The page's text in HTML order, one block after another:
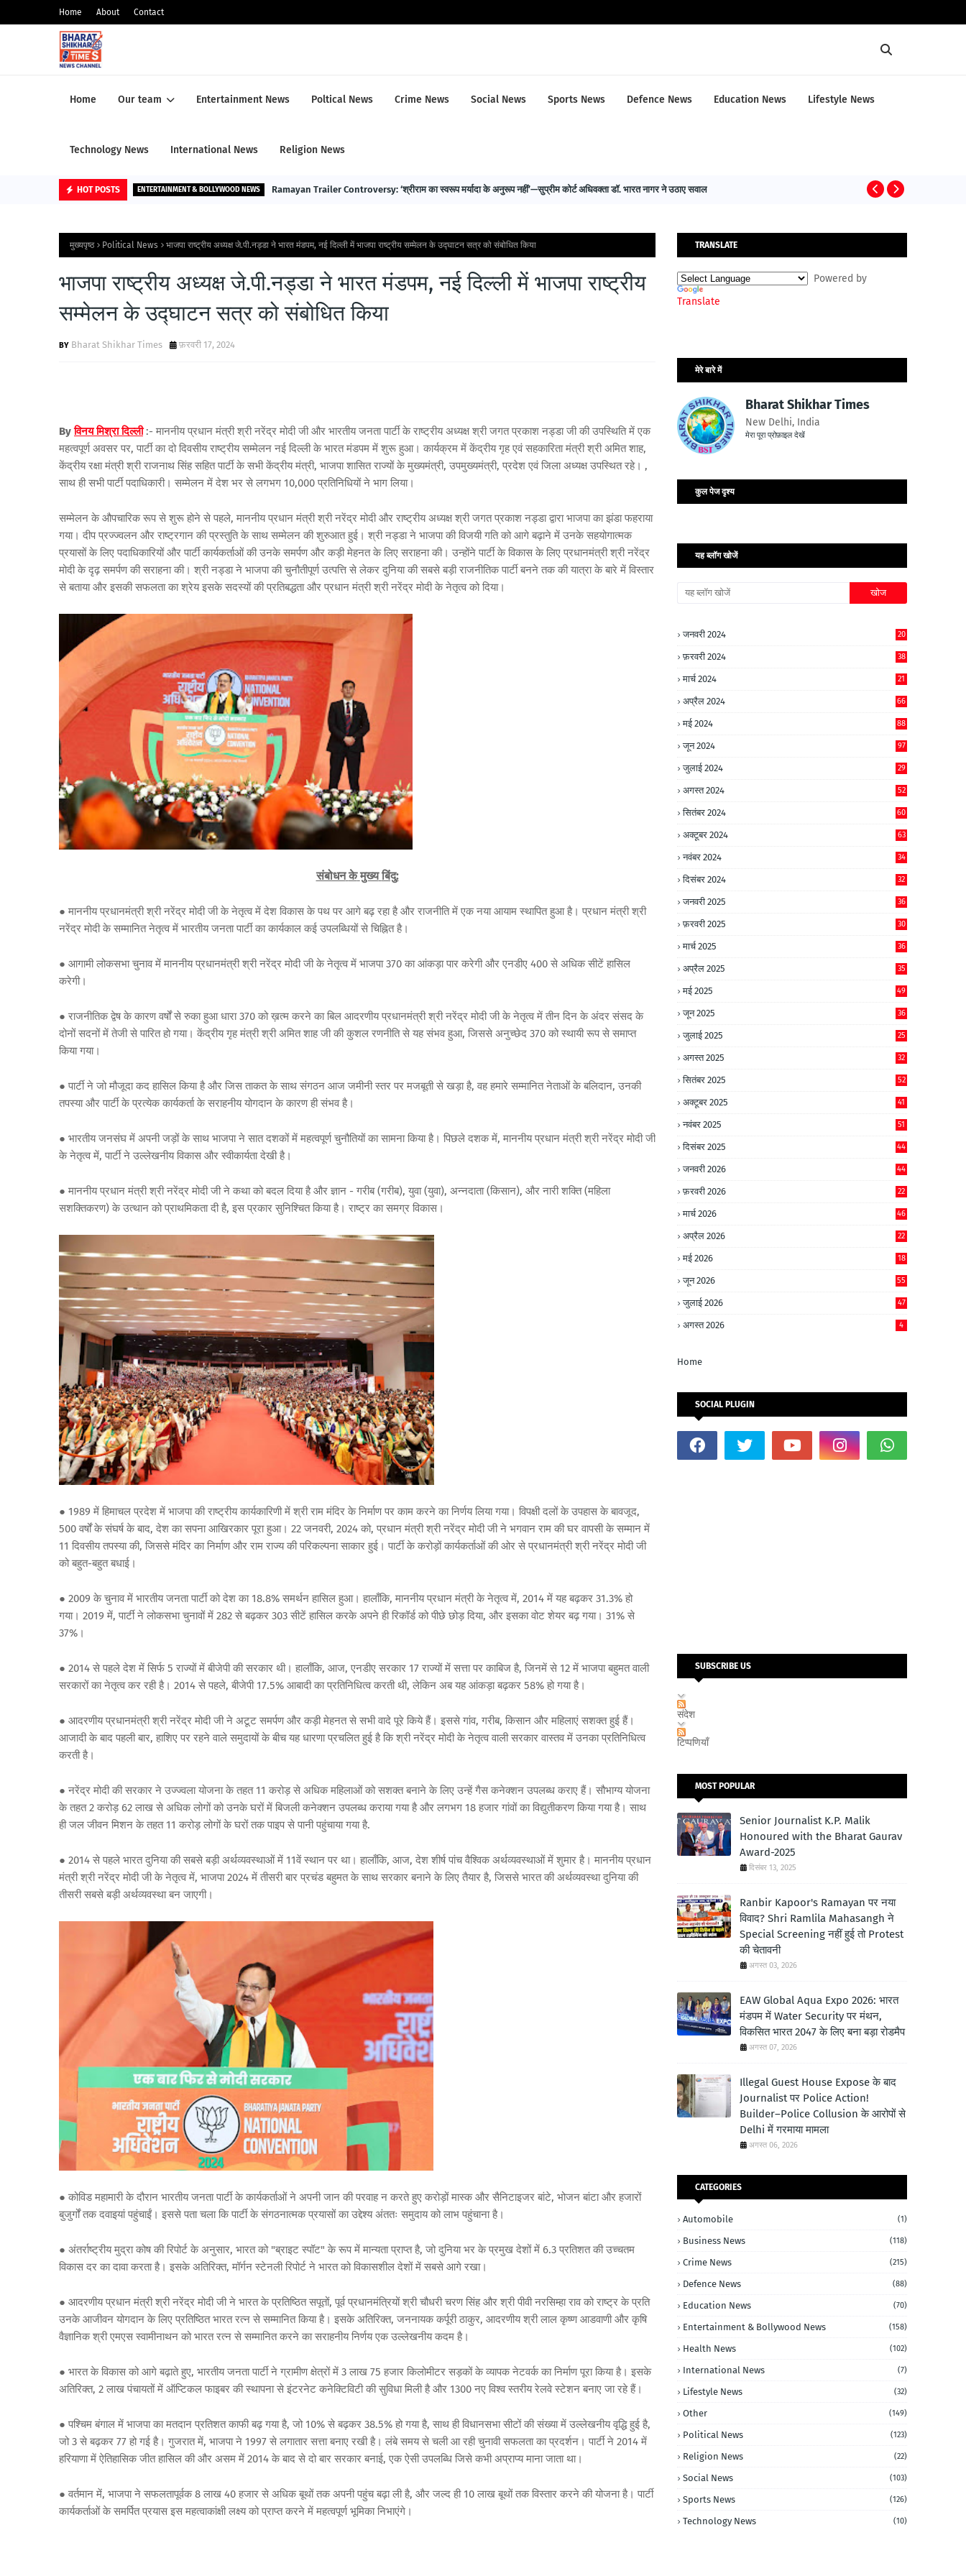
Home About Contact
Home Our team Entertainment News Poltical News Crime News Social News Sports News Defence News Education News Lifestyle News
Technology News International News Religion News
HOT POSTS ENTERTAINMENT & BOLLYWOOD NEWS Ramayan Trailer Controversy: ‘श्रीराम का स्वरूप मर्यादा के अनुरूप नहीं’—सुप्रीम कोर्ट अधिवक्ता डॉ. भारत नागर ने उठाए सवाल
मुख्यपृष्ठ Political News भाजपा राष्ट्रीय अध्यक्ष जे.पी.नड्डा ने भारत मंडपम, नई दिल्ली में भाजपा राष्ट्रीय सम्मेलन के उद्घाटन सत्र को संबोधित किया
भाजपा राष्ट्रीय अध्यक्ष जे.पी.नड्डा ने भारत मंडपम, नई दिल्ली में भाजपा राष्ट्रीय
सम्मेलन के उद्घाटन सत्र को संबोधित किया
Bharat Shikhar Times फ़रवरी 17, 2024
Byविनय मिश्रा दिल्ली :- माननीय प्रधान मंत्री श्री नरेंद्र मोदी जी और भारतीय जनता पार्टी के राष्ट्रीय अध्यक्ष श्री जगत प्रकाश नड्डा जी की उपस्थिति में एक
महत्वपूर्ण अवसर पर, पार्टी का दो दिवसीय राष्ट्रीय सम्मेलन नई दिल्ली के भारत मंडपम में शुरू हुआ। कार्यक्रम में केंद्रीय गृह एवं सहकारिता मंत्री श्री अमित शाह,
केंद्रीय रक्षा मंत्री श्री राजनाथ सिंह सहित पार्टी के सभी केंद्रीय मंत्री, भाजपा शासित राज्यों के मुख्यमंत्री, उपमुख्यमंत्री, प्रदेश एवं जिला अध्यक्ष उपस्थित रहे। ,
साथ ही सभी पार्टी पदाधिकारी। सम्मेलन में देश भर से लगभग 10,000 प्रतिनिधियों ने भाग लिया।
सम्मेलन के औपचारिक रूप से शुरू होने से पहले, माननीय प्रधान मंत्री श्री नरेंद्र मोदी और राष्ट्रीय अध्यक्ष श्री जगत प्रकाश नड्डा द्वारा भाजपा का झंडा फहराया
गया। दीप प्रज्ज्वलन और राष्ट्रगान की प्रस्तुति के साथ सम्मेलन की शुरुआत हुई। श्री नड्डा ने भाजपा की विजयी गति को आगे बढ़ाने में उनके सहयोगात्मक
प्रयासों के लिए पदाधिकारियों और पार्टी कार्यकर्ताओं की उनके समर्पण और कड़ी मेहनत के लिए सराहना की। उन्होंने पार्टी के विकास के लिए प्रधानमंत्री श्री नरेंद्र
मोदी के दृढ़ समर्पण की सराहना की। श्री नड्डा ने भाजपा की चुनौतीपूर्ण उत्पत्ति से लेकर दुनिया की सबसे बड़ी राजनीतिक पार्टी बनने तक की यात्रा के बारे में विस्तार
से बताया और इसकी सफलता का श्रेय इसके सदस्यों की प्रतिबद्धता और प्रधान मंत्री श्री नरेंद्र मोदी के नेतृत्व को दिया।
संबोधन के मुख्य बिंदु:
● माननीय प्रधानमंत्री श्री नरेंद्र मोदी जी के नेतृत्व में देश विकास के पथ पर आगे बढ़ रहा है और राजनीति में एक नया आयाम स्थापित हुआ है। प्रधान मंत्री श्री
नरेंद्र मोदी के सम्मानित नेतृत्व में भारतीय जनता पार्टी का कार्यकाल कई उपलब्धियों से चिह्नित है।
● आगामी लोकसभा चुनाव में माननीय प्रधानमंत्री श्री नरेंद्र मोदी जी के नेतृत्व में भाजपा370 का आंकड़ा पार करेगी और एनडीए 400 से अधिक सीटें हासिल
करेगी।
● राजनीतिक द्वेष के कारण वर्षों से रुका हुआ धारा370 को ख़त्म करने का बिल आदरणीय प्रधानमंत्री श्री नरेंद्र मोदी जी के नेतृत्व में तीन दिन के अंदर संसद के
दोनों सदनों में तेजी से पारित हो गया। केंद्रीय गृह मंत्री श्री अमित शाह जी की कुशल रणनीति से यह संभव हुआ, जिससे अनुच्छेद 370 को स्थायी रूप से समाप्त
किया गया।
● पार्टी ने जो मौजूदा कद हासिल किया है और जिस ताकत के साथ संगठन आज जमीनी स्तर पर मजबूती से खड़ा है, वह हमारे सम्मानित नेताओं के बलिदान, उनकी
तपस्या और पार्टी के प्रत्येक कार्यकर्ता के सराहनीय योगदान के कारण ही संभव है।
● भारतीय जनसंघ में अपनी जड़ों के साथ भाजपा ने सात दशकों में महत्वपूर्ण चुनौतियों का सामना किया है। पिछले दशक में, माननीय प्रधान मंत्री श्री नरेंद्र मोदी जी
के नेतृत्व में, पार्टी ने उल्लेखनीय विकास और स्वीकार्यता देखी है।
● माननीय प्रधान मंत्री श्री नरेंद्र मोदी जी ने कथा को बदल दिया है और ज्ञान - गरीब(गरीब), युवा(युवा), अन्नदाता(किसान), और नारी शक्ति(महिला
सशक्तिकरण) के उत्थान को प्राथमिकता दी है, इस प्रकार सुनिश्चित किया है। राष्ट्र का समग्र विकास ।
● 1989 में हिमाचल प्रदेश में भाजपा की राष्ट्रीय कार्यकारिणी में श्री राम मंदिर के निर्माण पर काम करने का निर्णय लिया गया। विपक्षी दलों के उपहास के बावजूद,
500 वर्षों के संघर्ष के बाद, देश का सपना आखिरकार पूरा हुआ। 22 जनवरी, 2024 को, प्रधान मंत्री श्री नरेंद्र मोदी जी ने भगवान राम की घर वापसी के सम्मान में
11 दिवसीय तपस्या की, जिससे मंदिर का निर्माण और राम राज्य की परिकल्पना साकार हुई। पार्टी के करोड़ों कार्यकर्ताओं की ओर से प्रधानमंत्री श्री नरेंद्र मोदी जी
को बहुत-बहुत बधाई।
● 2009 के चुनाव में भारतीय जनता पार्टी को देश का18.8% समर्थन हासिल हुआ। हालाँकि, माननीय प्रधान मंत्री के नेतृत्व में, 2014 में यह बढ़कर 31.3% हो
गया। 2019 में, पार्टी ने लोकसभा चुनावों में 282 से बढ़कर 303 सीटें हासिल करके अपने ही रिकॉर्ड को पीछे छोड़ दिया, और इसका वोट शेयर बढ़ गया। 31% से
37% ।
● 2014 से पहले देश में सिर्फ 5 राज्यों में बीजेपी की सरकार थी। हालाँकि, आज, एनडीए सरकार 17 राज्यों में सत्ता पर काबिज है, जिनमें से 12 में भाजपा बहुमत वाली
सरकारों का नेतृत्व कर रही है। 2014 से पहले, बीजेपी17.5% आबादी का प्रतिनिधित्व करती थी, लेकिन अब यह आंकड़ा बढ़कर 58% हो गया है।
● आदरणीय प्रधानमंत्री श्री नरेंद्र मोदी जी ने अटूट समर्पण और कड़ी मेहनत से सभी वादे पूरे किये हैं। इससे गांव, गरीब, किसान और महिलाएं सशक्त हुई हैं।
आजादी के बाद पहली बार, हाशिए पर रहने वाले समुदायों के बीच यह धारणा प्रचलित हुई है कि श्री नरेंद्र मोदी के नेतृत्व वाली सरकार वास्तव में उनका प्रतिनिधित्व
करती है।
● नरेंद्र मोदी की सरकार ने उज्ज्वला योजना के तहत11 करोड़ से अधिक महिलाओं को सशक्त बनाने के लिए उन्हें गैस कनेक्शन उपलब्ध कराए हैं। सौभाग्य योजना
के तहत2 करोड़62 लाख से अधिक लोगों को उनके घरों में बिजली कनेक्शन उपलब्ध कराया गया है और लगभग 18 हजार गांवों का विद्युतीकरण किया गया है। साथ
ही जल जीवन मिशन के तहत11 करोड़ लोगों के घरों तक पाइप से पानी पहुंचाया गया है.
● 2014 से पहले भारत दुनिया की सबसे बड़ी अर्थव्यवस्थाओं में 11वें स्थान पर था। हालाँकि, आज, देश शीर्ष पांच वैश्विक अर्थव्यवस्थाओं में शुमार है। माननीय प्रधान
मंत्री श्री नरेंद्र मोदी जी के नेतृत्व में, भाजपा2024 में तीसरी बार प्रचंड बहुमत के साथ सरकार बनाने के लिए तैयार है, जिससे भारत की अर्थव्यवस्था दुनिया की
तीसरी सबसे बड़ी अर्थव्यवस्था बन जाएगी।
● कोविड महामारी के दौरान भारतीय जनता पार्टी के कार्यकर्ताओं ने अपनी जान की परवाह न करते हुए करोड़ों मास्क और सैनिटाइजर बांटे, भोजन बांटा और हजारों
बुजुर्गों तक दवाइयां पहुंचाईं। इससे पता चला कि पार्टी के संगठनात्मक प्रयासों का उद्देश्य अंततः समुदाय को लाभ पहुंचाना है।
● अंतर्राष्ट्रीय मुद्रा कोष की रिपोर्ट के अनुसार, भारत को"ब्राइट स्पॉट" के रूप में मान्यता प्राप्त है, जो दुनिया भर के प्रमुख देशों में 6.3 प्रतिशत की उच्चतम
विकास दर का दावा करता है। इसके अतिरिक्त, मॉर्गन स्टेनली रिपोर्ट ने भारत को विकासशील देशों में सबसे आगे रखा।
● आदरणीय प्रधान मंत्री श्री नरेंद्र मोदी जी ने भारत के प्रतिष्ठित सपूतों, पूर्व प्रधानमंत्रियों श्री चौधरी चरण सिंह और श्री पीवी नरसिम्हा राव को राष्ट्र के प्रति
उनके आजीवन योगदान के लिए प्रतिष्ठित भारत रत्न से सम्मानित किया है। इसके अतिरिक्त, जननायक कर्पूरी ठाकुर, आदरणीय श्री लाल कृष्ण आडवाणी और कृषि
वैज्ञानिक श्री एमएस स्वामीनाथन को भारत रत्न से सम्मानित करने का सराहनीय निर्णय एक उल्लेखनीय कदम है।
● भारत के विकास को आगे बढ़ाते हुए, भारतीय जनता पार्टी ने ग्रामीण क्षेत्रों में 3 लाख 75 हजार किलोमीटर सड़कों के व्यापक नेटवर्क का निर्माण पूरा किया है। इसके
अतिरिक्त, 2 लाख पंचायतों में ऑप्टिकल फाइबर की स्थापना से इंटरनेट कनेक्टिविटी की सुविधा मिली है और 1300 नए विश्व स्तरीय रेलवे स्टेशन बनाए जा रहे हैं।
● पश्चिम बंगाल में भाजपा का मतदान प्रतिशत काफी बढ़ गया है, जो10% से बढ़कर 38.5% हो गया है, साथ ही विधानसभा सीटों की संख्या में उल्लेखनीय वृद्धि हुई है,
जो3 से बढ़कर 77 हो गई है। गुजरात में, भाजपा ने 1997 से लगातार सत्ता बनाए रखी है। लंबे समय से चली आ रही चुनावी सफलता का प्रदर्शन। पार्टी ने 2014 में
हरियाणा में ऐतिहासिक जीत हासिल की और असम में 2014 के बाद से दो बार सरकार बनाई, एक ऐसी उपलब्धि जिसे कभी अप्राप्य माना जाता था।
● वर्तमान में, भाजपा ने सफलतापूर्वक8 लाख 40 हजार से अधिक बूथों तक अपनी पहुंच बढ़ा ली है, और जल्द ही10 लाख बूथों तक विस्तार करने की योजना है। पार्टी
कार्यकर्ताओं के समर्पित प्रयास इस महत्वाकांक्षी लक्ष्य को प्राप्त करने में महत्वपूर्ण भूमिका निभाएंगे।
TRANSLATE
Powered by
Translate
मेरे बारे में
Bharat Shikhar Times
New Delhi, India
मेरा पूरा प्रोफ़ाइल देखें
कुल पेज दृश्य
यह ब्लॉग खोजें
जनवरी 2024 20
फ़रवरी 2024 38
मार्च 2024 21
अप्रैल 2024 66
मई 2024 88
जून 2024 97
जुलाई 2024 29
अगस्त 2024 52
सितंबर 2024 60
अक्टूबर 2024 63
नवंबर 2024 34
दिसंबर 2024 32
जनवरी 2025 36
फ़रवरी 2025 30
मार्च 2025 36
अप्रैल 2025 35
मई 2025 49
जून 2025 36
जुलाई 2025 25
अगस्त 2025 32
सितंबर 2025 52
अक्टूबर 2025 41
नवंबर 2025 51
दिसंबर 2025 44
जनवरी 2026 44
फ़रवरी 2026 22
मार्च 2026 46
अप्रैल 2026 22
मई 2026 18
जून 2026 55
जुलाई 2026 47
अगस्त 2026 4
Home
SOCIAL PLUGIN
SUBSCRIBE US
संदेश
टिप्पणियाँ
MOST POPULAR
Senior Journalist K.P. Malik
Honoured with the Bharat Gaurav
Award-2025
दिसंबर 13, 2025
Ranbir Kapoor's Ramayan पर नया
विवाद? Shri Ramlila Mahasangh ने
Special Screening नहीं हुई तो Protest
की चेतावनी
अगस्त 03, 2026
EAW Global Aqua Expo 2026: भारत
मंडपम में Water Security पर मंथन,
विकसित भारत 2047 के लिए बना बड़ा रोडमैप
अगस्त 07, 2026
Illegal Guest House Expose के बाद
Journalist पर Police Action!
Builder–Police Collusion के आरोपों से
Delhi में गरमाया मामला
अगस्त 06, 2026
CATEGORIES
Automobile (1)
Business News (118)
Crime News (215)
Defence News (88)
Education News (70)
Entertainment & Bollywood News (158)
Health News (102)
International News (7)
Lifestyle News (32)
Other (149)
Political News (123)
Religion News (22)
Social News (103)
Sports News (126)
Technology News (10)